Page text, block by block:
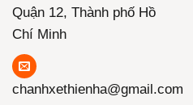
Quận 12, Thành phố Hồ
Chí Minh
chanhxethienha@gmail.com